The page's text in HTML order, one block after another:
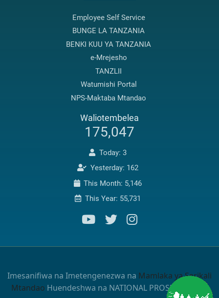
Employee Self Service
BUNGE LA TANZANIA
BENKI KUU YA TANZANIA
e-Mrejesho
TANZLII
Watumishi Portal
NPS-Maktaba Mtandao
Waliotembelea
175,047
Today: 3
Yesterday: 162
This Month: 5,146
This Year: 55,731
Imesanifiwa na Imetengenezwa na Mamlaka ya Serikali
Mtandao Huendeshwa na NATIONAL PROSECUTIONS